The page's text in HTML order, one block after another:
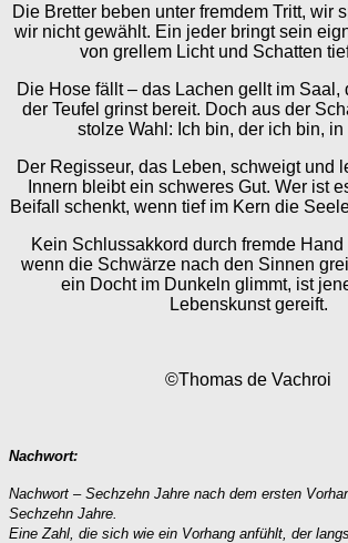
Die Bretter beben unter fremdem Tritt, wir
wir nicht gewählt. Ein jeder bringt sein
von grellem Licht und Schatten
Die Hose fällt – das Lachen gellt im Saal,
der Teufel grinst bereit. Doch aus der
stolze Wahl: Ich bin, der ich bin,
Der Regisseur, das Leben, schweigt und
Innern bleibt ein schweres Gut. Wer ist
Beifall schenkt, wenn tief im Kern die
Kein Schlussakkord durch fremde Hand
wenn die Schwärze nach den Sinnen
ein Docht im Dunkeln glimmt, ist
Lebenskunst gereift.
©Thomas de Vachroi
Nachwort:
Nachwort – Sechzehn Jahre nach dem ersten
Sechzehn Jahre.
Eine Zahl, die sich wie ein Vorhang anfühlt, der